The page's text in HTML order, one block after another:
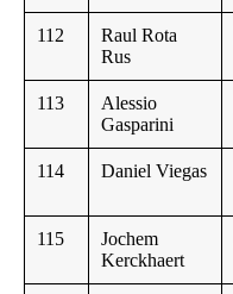
112
Raul Rota
Rus
113
Alessio
Gasparini
114
Daniel Viegas
115
Jochem
Kerckhaert